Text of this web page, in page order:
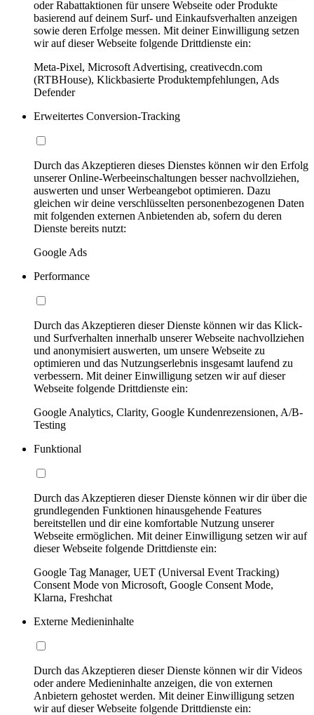
oder Rabattaktionen für unsere Webseite oder Produkte
basierend auf deinem Surf- und Einkaufsverhalten anzeigen
sowie deren Erfolge messen. Mit deiner Einwilligung setzen
wir auf dieser Webseite folgende Drittdienste ein:
Meta-Pixel, Microsoft Advertising, creativecdn.com
(RTBHouse), Klickbasierte Produktempfehlungen, Ads
Defender
Erweitertes Conversion-Tracking
Durch das Akzeptieren dieses Dienstes können wir den Erfolg
unserer Online-Werbeeinschaltungen besser nachvollziehen,
auswerten und unser Werbeangebot optimieren. Dazu
gleichen wir deine verschlüsselten personenbezogenen Daten
mit folgenden externen Anbietenden ab, sofern du deren
Dienste bereits nutzt:
Google Ads
Performance
Durch das Akzeptieren dieser Dienste können wir das Klick-
und Surfverhalten innerhalb unserer Webseite nachvollziehen
und anonymisiert auswerten, um unsere Webseite zu
optimieren und das Nutzungserlebnis insgesamt laufend zu
verbessern. Mit deiner Einwilligung setzen wir auf dieser
Webseite folgende Drittdienste ein:
Google Analytics, Clarity, Google Kundenrezensionen, A/B-
Testing
Funktional
Durch das Akzeptieren dieser Dienste können wir dir über die
grundlegenden Funktionen hinausgehende Features
bereitstellen und dir eine komfortable Nutzung unserer
Webseite ermöglichen. Mit deiner Einwilligung setzen wir auf
dieser Webseite folgende Drittdienste ein:
Google Tag Manager, UET (Universal Event Tracking)
Consent Mode von Microsoft, Google Consent Mode,
Klarna, Freshchat
Externe Medieninhalte
Durch das Akzeptieren dieser Dienste können wir dir Videos
oder andere Medieninhalte anzeigen, die von externen
Anbietern gehostet werden. Mit deiner Einwilligung setzen
wir auf dieser Webseite folgende Drittdienste ein: